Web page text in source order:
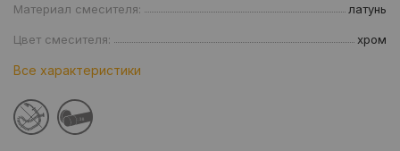
Материал смесителя: латунь
Цвет смесителя: хром
Все характеристики